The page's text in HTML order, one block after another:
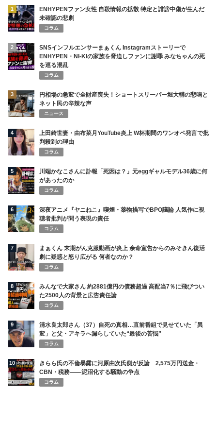
1
ENHYPENファン女性 自殺情報の拡散 特定と誹謗中傷が生んだ
未確認の悲劇
コラム
2
SNSインフルエンサーまぁくん Instagramストーリーで
ENHYPEN・NI-KIの家族を脅迫しファンに謝罪 みなちゃんの死
を巡る混乱
コラム
3
円相場の急変で全財産喪失！ショートスリーパー堀大輔の悲鳴と
ネット民の辛辣な声
ニュース
4
上田綺世妻・由布菜月YouTube炎上 W杯期間のワンオペ発言で批
判殺到の理由
コラム
5
川端かなこさんに訃報「死因は？」元eggギャルモデル36歳に何
があったのか
コラム
6
深夜アニメ『ヤニねこ』喫煙・薬物描写でBPO議論 人気作に視
聴者批判が問う表現の責任
コラム
7
まぁくん 末期がん克服動画が炎上 余命宣告からのみそきん復活
劇に疑惑と怒り広がる 何者なのか？
コラム
8
みんなで大家さん 約2881億円の債務超過 高配当7％に飛びつい
た2500人の背景と広告責任論
コラム
9
清水良太郎さん（37）自死の真相…直前番組で見せていた「異
変」と父・アキラへ漏らしていた“最後の苦悩”
コラム
10
きらら氏の不倫暴露に河原由次氏側が反論 2,575万円送金・
CBN・税務――泥沼化する騒動の争点
コラム